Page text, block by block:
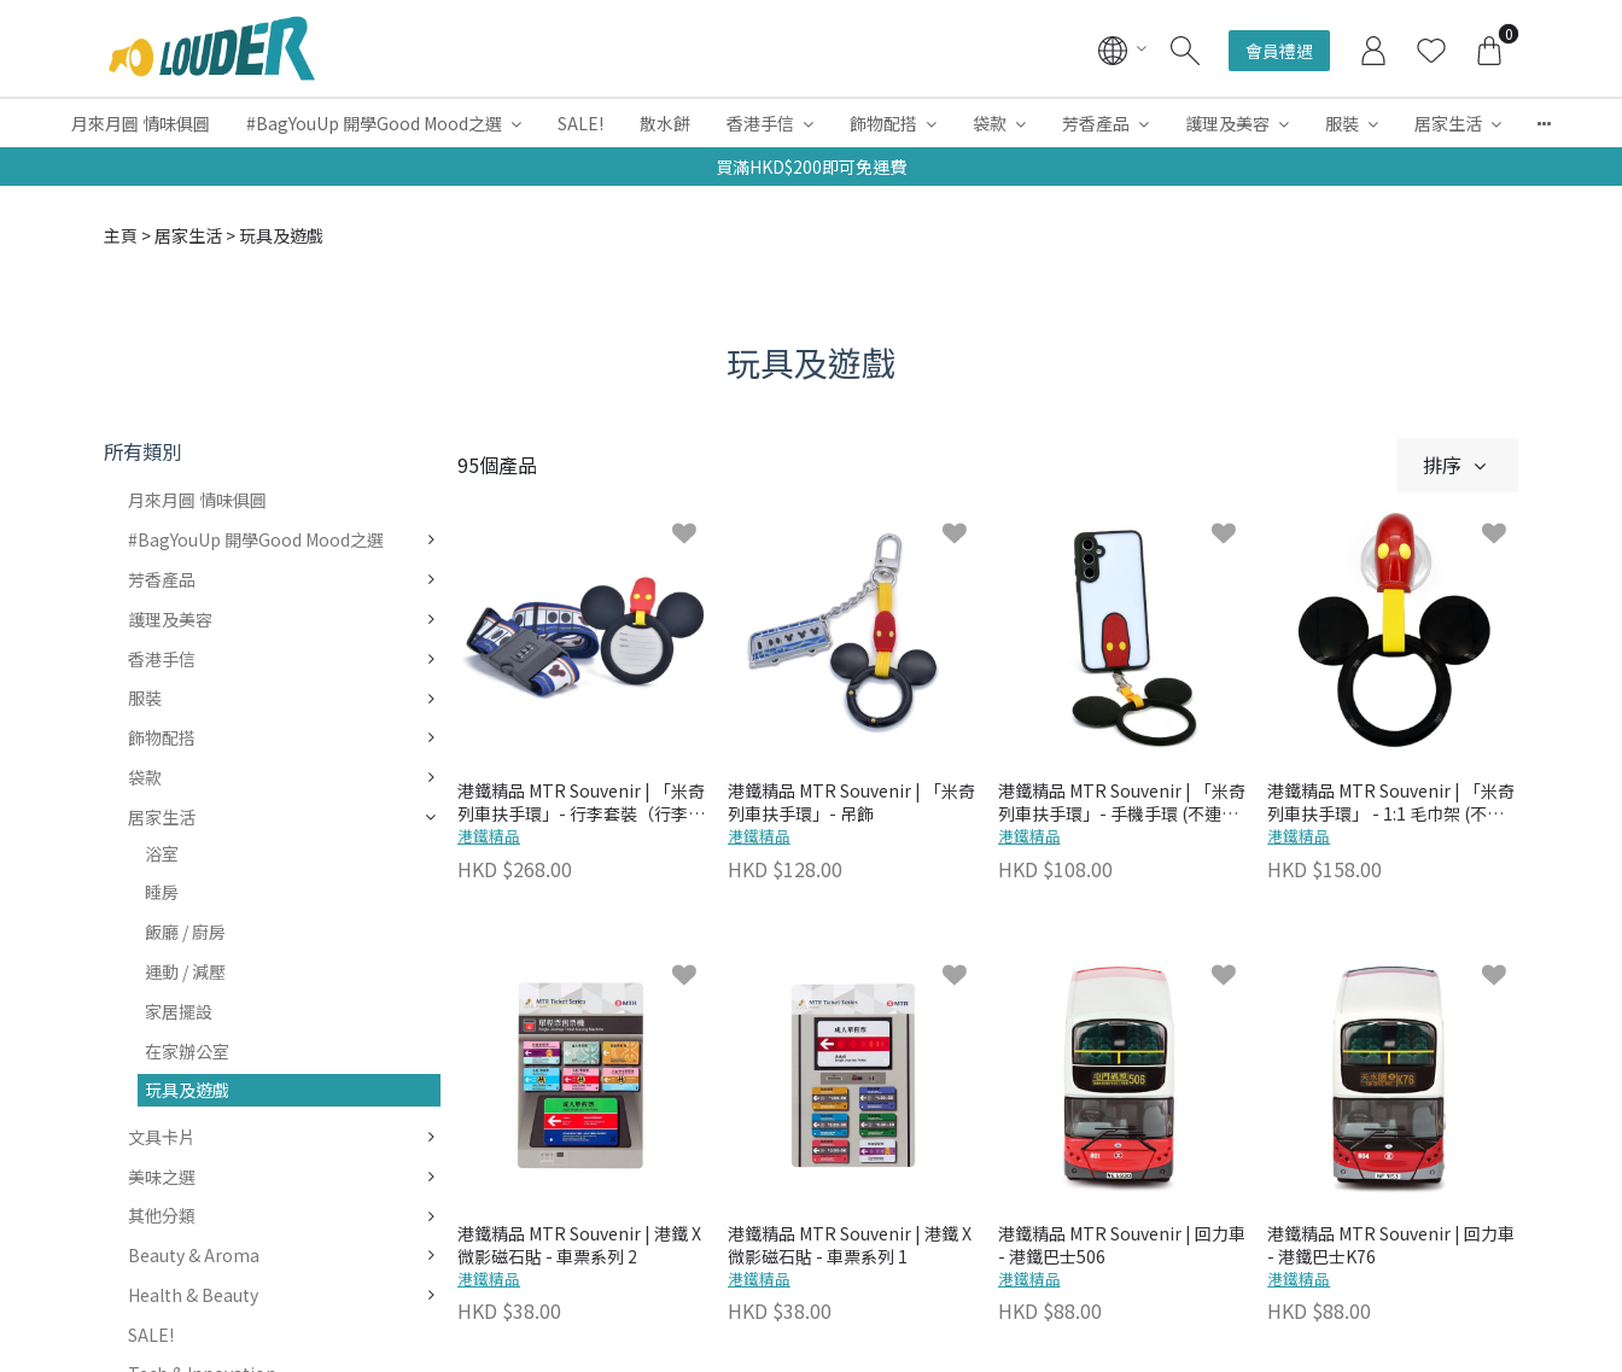
會員禮遇
0
月來月圓 情味俱圓 #BagYouUp 開學Good Mood之選 SALE! 散水餅 香港手信 飾物配搭 袋款 芳香產品 護理及美容 服裝
居家生活
買滿HKD$200即可免運費
主頁 居家生活 玩具及遊戲
玩具及遊戲
所有類別
月來月圓 情味俱圓
#BagYouUp 開學Good Mood之選
芳香產品
護理及美容
香港手信
服裝
飾物配搭
袋款
居家生活
浴室
睡房
飯廳 / 廚房
運動 / 減壓
家居擺設
在家辦公室
玩具及遊戲
文具卡片
美味之選
其他分類
Beauty & Aroma
Health & Beauty
SALE!
排序
95個產品
港鐵精品 MTR Souvenir | 「米奇
列車扶手環」- 行李套裝（行李牌
& 行李帶）
港鐵精品
HKD $268.00
港鐵精品 MTR Souvenir | 「米奇
列車扶手環」- 吊飾
港鐵精品
HKD $128.00
港鐵精品 MTR Souvenir | 「米奇
列車扶手環」- 手機手環 (不連保
護殼)
港鐵精品
HKD $108.00
港鐵精品 MTR Souvenir | 「米奇
列車扶手環」 - 1:1 毛巾架 (不連
毛巾)
港鐵精品
HKD $158.00
港鐵精品 MTR Souvenir | 港鐵 X
微影磁石貼 - 車票系列 2
港鐵精品
HKD $38.00
港鐵精品 MTR Souvenir | 港鐵 X
微影磁石貼 - 車票系列 1
港鐵精品
HKD $38.00
港鐵精品 MTR Souvenir | 回力車
- 港鐵巴士506
港鐵精品
HKD $88.00
港鐵精品 MTR Souvenir | 回力車
- 港鐵巴士K76
港鐵精品
HKD $88.00